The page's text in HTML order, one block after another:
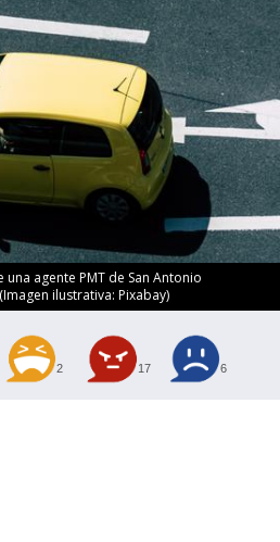
agente PMT de San Antonio
ilustrativa: Pixabay)
2 17 6